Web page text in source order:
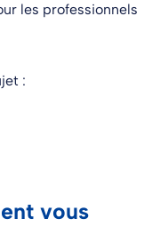
les professionnels
:
vous